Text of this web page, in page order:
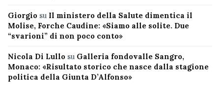
Giorgio su Il ministero della Salute dimentica il
Molise, Forche Caudine: «Siamo alle solite. Due
“svarioni” di non poco conto»
Nicola Di Lullo su Galleria fondovalle Sangro,
Monaco: «Risultato storico che nasce dalla stagione
politica della Giunta D’Alfonso»